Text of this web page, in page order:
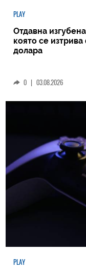
PLAY
Отдавна
която се
долара
0 03.08.2026
PLAY